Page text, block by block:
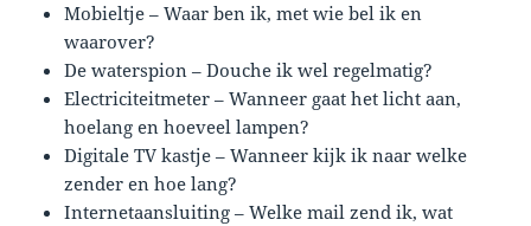
Mobieltje – Waar ben ik, met wie bel ik en
waarover?
De waterspion – Douche ik wel regelmatig?
Electriciteitmeter – Wanneer gaat het licht aan,
hoelang en hoeveel lampen?
Digitale TV kastje – Wanneer kijk ik naar welke
zender en hoe lang?
Internetaansluiting – Welke mail zend ik, wat